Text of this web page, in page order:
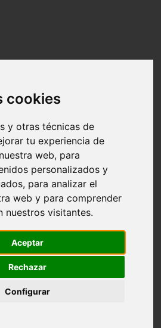
cookies
y otras técnicas de
tu experiencia de
web, para
personalizados y
para analizar el
web y para comprender
nuestros visitantes.
Aceptar
Rechazar
Configurar
Sabias que
noticias impactantes y mucho mas